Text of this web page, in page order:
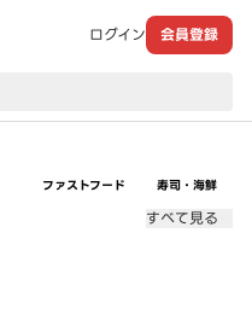
ログイン 会員登録
ファストフード 寿司・海鮮
すべて見る